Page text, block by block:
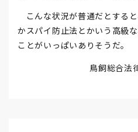
こんな状況が普通だとする
かスパイ防止法とかいう高級
ことがいっぱいありそうだ。
鳥飼総合